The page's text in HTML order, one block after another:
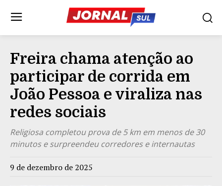
Freira chama atenção ao
participar de corrida em
João Pessoa e viraliza nas
redes sociais
Religiosa completou prova de 5 km em menos de 30
minutos e surpreendeu corredores e internautas
9 de dezembro de 2025